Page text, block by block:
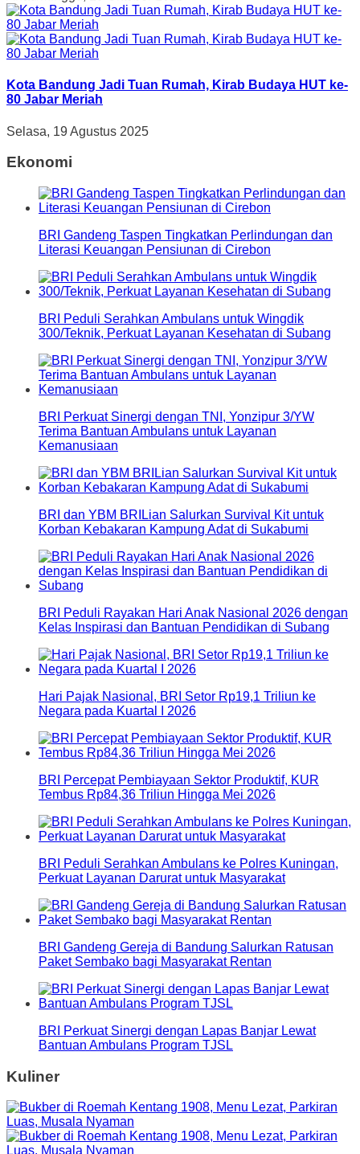
Kota Bandung Jadi Tuan Rumah, Kirab Budaya HUT ke-
80 Jabar Meriah
Selasa, 19 Agustus 2025
Ekonomi
BRI Gandeng Taspen Tingkatkan Perlindungan dan
Literasi Keuangan Pensiunan di Cirebon
BRI Peduli Serahkan Ambulans untuk Wingdik
300/Teknik, Perkuat Layanan Kesehatan di Subang
BRI Perkuat Sinergi dengan TNI, Yonzipur 3/YW
Terima Bantuan Ambulans untuk Layanan
Kemanusiaan
BRI dan YBM BRILian Salurkan Survival Kit untuk
Korban Kebakaran Kampung Adat di Sukabumi
BRI Peduli Rayakan Hari Anak Nasional 2026 dengan
Kelas Inspirasi dan Bantuan Pendidikan di Subang
Hari Pajak Nasional, BRI Setor Rp19,1 Triliun ke
Negara pada Kuartal I 2026
BRI Percepat Pembiayaan Sektor Produktif, KUR
Tembus Rp84,36 Triliun Hingga Mei 2026
BRI Peduli Serahkan Ambulans ke Polres Kuningan,
Perkuat Layanan Darurat untuk Masyarakat
BRI Gandeng Gereja di Bandung Salurkan Ratusan
Paket Sembako bagi Masyarakat Rentan
BRI Perkuat Sinergi dengan Lapas Banjar Lewat
Bantuan Ambulans Program TJSL
Kuliner